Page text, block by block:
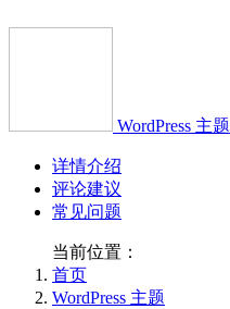
WordPress 主题
详情介绍
评论建议
常见问题
当前位置：
首页
WordPress 主题